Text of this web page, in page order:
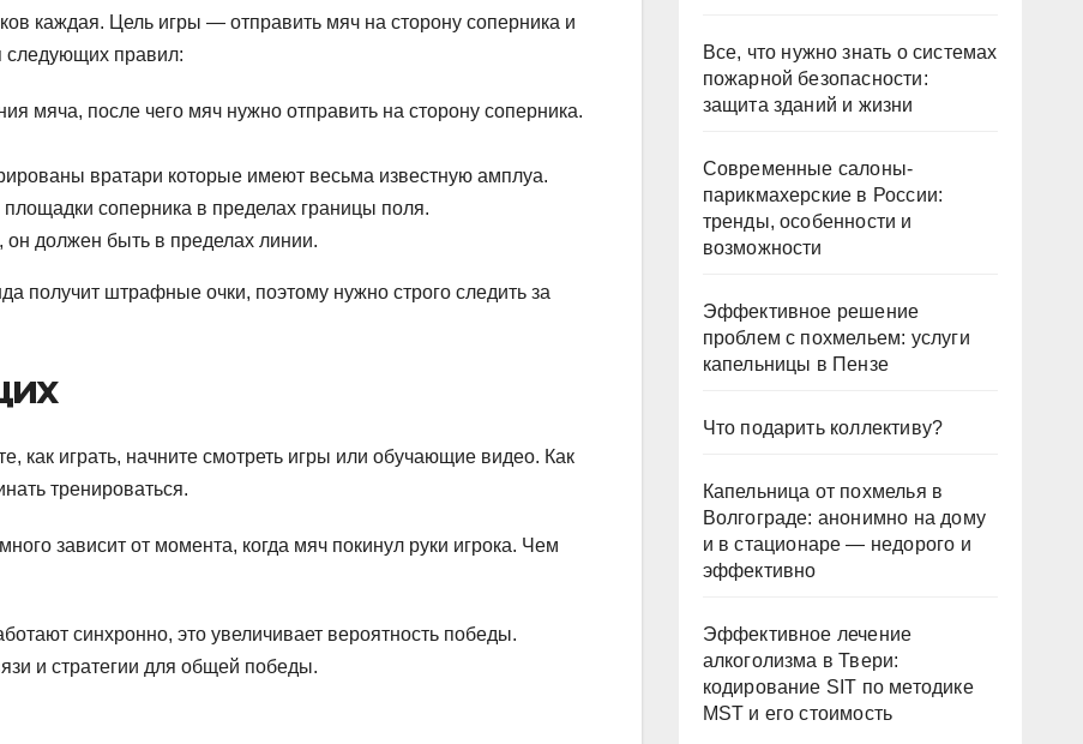
каждая. Цель игры — отправить мяч на сторону соперника и
следующих правил:
мяча, после чего мяч нужно отправить на сторону соперника.
вратари которые имеют весьма известную амплуа.
соперника в пределах границы поля.
он должен быть в пределах линии.
получит штрафные очки, поэтому нужно строго следить за
как играть, начните смотреть игры или обучающие видео. Как
тренироваться.
зависит от момента, когда мяч покинул руки игрока. Чем
синхронно, это увеличивает вероятность победы.
и стратегии для общей победы.
Все, что нужно знать о системах
пожарной безопасности:
защита зданий и жизни
Современные салоны-
парикмахерские в России:
тренды, особенности и
возможности
Эффективное решение
проблем с похмельем: услуги
капельницы в Пензе
Что подарить коллективу?
Капельница от похмелья в
Волгограде: анонимно на дому
и в стационаре — недорого и
эффективно
Эффективное лечение
алкоголизма в Твери:
кодирование SIT по методике
MST и его стоимость